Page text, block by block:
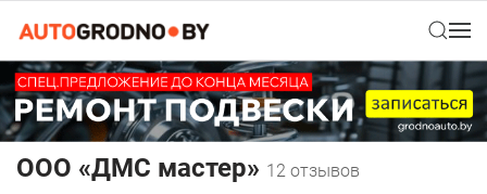
ООО «ДМС мастер» 12 отзывов